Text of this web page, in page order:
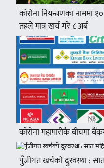
कोरोना नियन्त्रणका नाममा
तहले मात्र खर्च गरे ८ अर्ब
कोरोना महामारीकै बीचमा
पुँजीगत खर्चको दुरवस्था : सात